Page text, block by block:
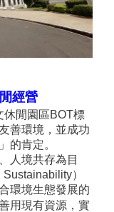
經營
閒園區BOT標
善環境，並成功
的肯定。
人境共存為目
）
環境生態發展的
用現有資源，實